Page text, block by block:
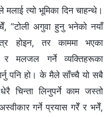
त्यो भूमिका दिन चाहन्थे।
“टोली अगुवा हुनु भनेको नयाँ
होइन, तर काममा भएका
र मलजल गर्ने व्यक्तिहरूका
पनि हो। के मैले साँच्चै यो सबै
चिन्ता लिनुपर्ने काम जस्तो
गर्ने प्रयास गरेँ र भनेँ,